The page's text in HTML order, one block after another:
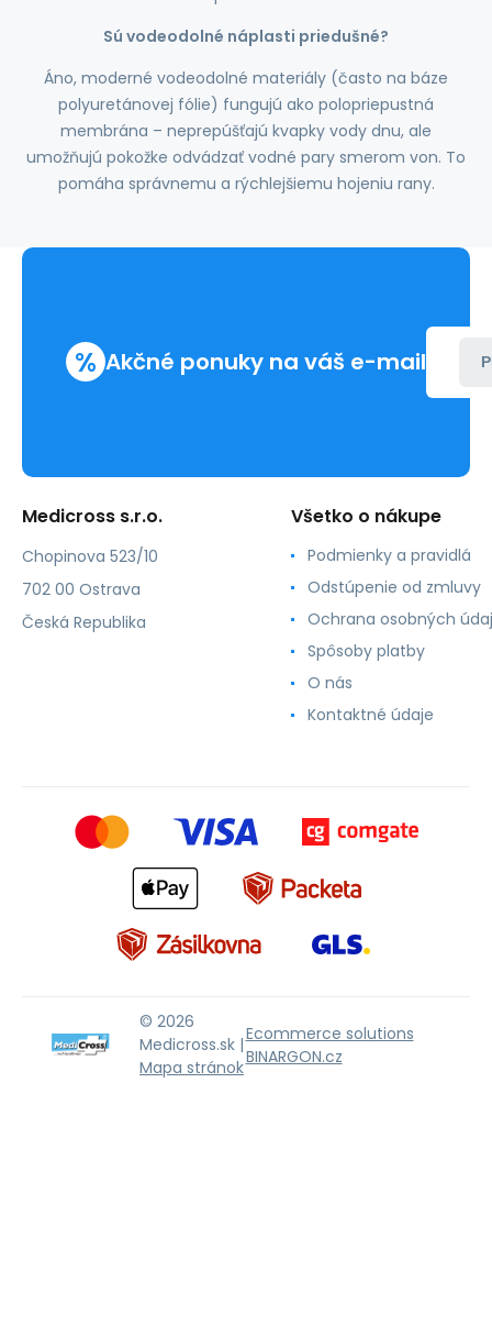
Sú vodeodolné náplasti priedušné?
Áno, moderné vodeodolné materiály (často na báze
polyuretánovej fólie) fungujú ako polopriepustná
membrána – neprepúšťajú kvapky vody dnu, ale
umožňujú pokožke odvádzať vodné pary smerom von. To
pomáha správnemu a rýchlejšiemu hojeniu rany.
% Akčné ponuky na váš e-mail
Medicross s.r.o.
Chopinova 523/10
702 00 Ostrava
Česká Republika
Všetko o nákupe
Podmienky a pravidlá
Odstúpenie od zmluvy
Ochrana osobných
Spôsoby platby
O nás
Kontaktné údaje
© 2026
Medicross.sk |
Mapa stránok
Ecommerce solutions
BINARGON.cz